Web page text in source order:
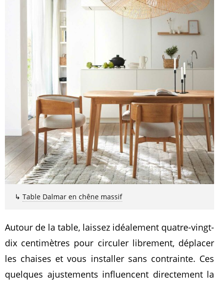
↳ Table Dalmar en chêne massif
Autour de la table, laissez idéalement quatre-vingt-
dix centimètres pour circuler librement, déplacer
les chaises et vous installer sans contrainte. Ces
quelques ajustements influencent directement la